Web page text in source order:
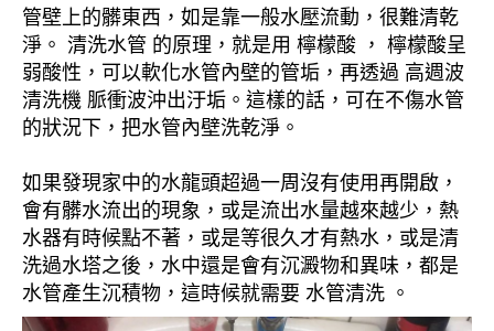
管壁上的髒東西，如是靠一般水壓流動，很難清乾
淨。 清洗水管 的原理，就是用 檸檬酸 ， 檸檬酸呈
弱酸性，可以軟化水管內壁的管垢，再透過 高週波
清洗機 脈衝波沖出汙垢。這樣的話，可在不傷水管
的狀況下，把水管內壁洗乾淨。
如果發現家中的水龍頭超過一周沒有使用再開啟，
會有髒水流出的現象，或是流出水量越來越少，熱
水器有時候點不著，或是等很久才有熱水，或是清
洗過水塔之後，水中還是會有沉澱物和異味，都是
水管產生沉積物，這時候就需要 水管清洗 。